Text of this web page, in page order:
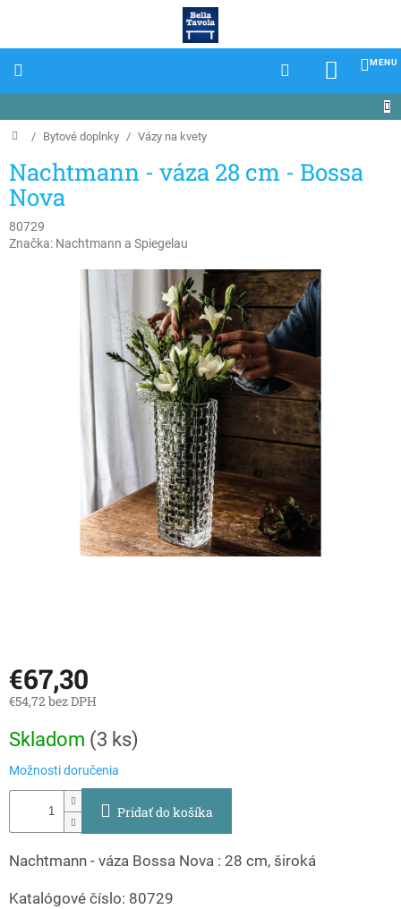
Domov
/ Bytové doplnky / Vázy na kvety
Nachtmann - váza 28 cm - Bossa
Nova
80729
Značka: Nachtmann a Spiegelau
€67,30
€54,72 bez DPH
cena:
Skladom (3 ks)
Možnosti doručenia
Pridať do košíka
Nachtmann - váza Bossa Nova : 28 cm, široká
Katalógové číslo: 80729